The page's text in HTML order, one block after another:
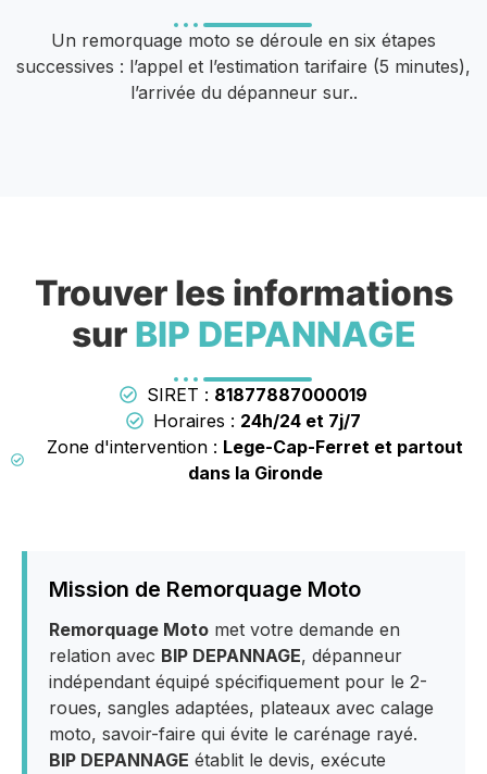
Un remorquage moto se déroule en six étapes
successives : l’appel et l’estimation tarifaire (5 minutes),
l’arrivée du dépanneur sur..
Trouver les informations
sur BIP DEPANNAGE
SIRET : 81877887000019
Horaires : 24h/24 et 7j/7
Zone d'intervention : Lege-Cap-Ferret et partout
dans la Gironde
Mission de Remorquage Moto
Remorquage Moto met votre demande en
relation avec BIP DEPANNAGE, dépanneur
indépendant équipé spécifiquement pour le 2-
roues, sangles adaptées, plateaux avec calage
moto, savoir-faire qui évite le carénage rayé.
BIP DEPANNAGE établit le devis, exécute